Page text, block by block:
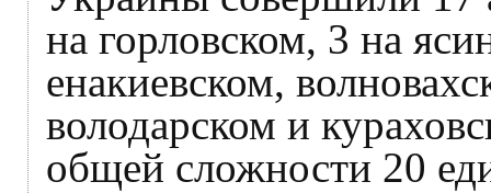
на горловском, 3 на
енакиевском,
володарском и
общей сложности 20